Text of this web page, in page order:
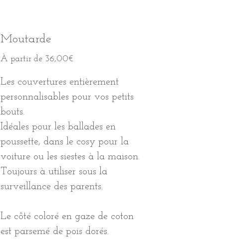
Moutarde
À partir de 36,00€
Les couvertures entièrement
personnalisables pour vos petits
bouts.
Idéales pour les ballades en
poussette, dans le cosy pour la
voiture ou les siestes à la maison.
Toujours à utiliser sous la
surveillance des parents.
Le côté coloré en gaze de coton
est parsemé de pois dorés.